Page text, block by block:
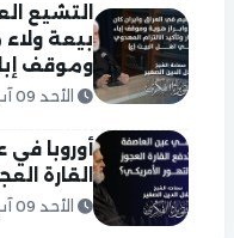
التشيع
بيعة
وموقف
الأحد 09 آب 2026
أوروبا
القارة
الأحد 09 آب 2026